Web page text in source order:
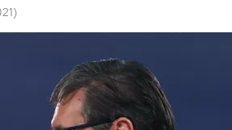
)